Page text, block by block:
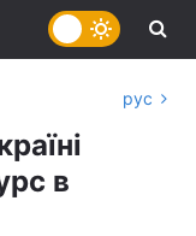
рус
в